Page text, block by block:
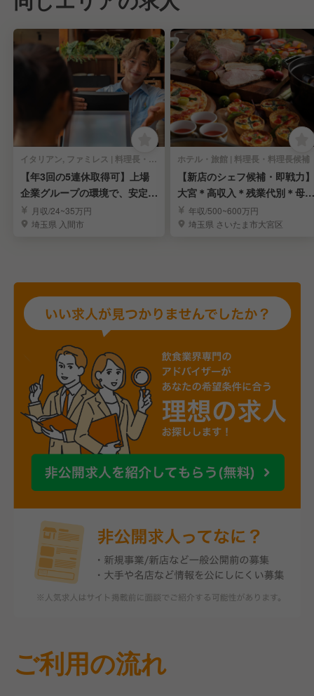
イタリアン, ファミレス | 料理長・料理長候補
【年3回の5連休取得可】上場
企業グループの環境で、安定し
たキャリアアップ！
月収/24~35万円
埼玉県 入間市
ホテル・旅館 | 料理長・料理長候補
【新店のシェフ候補・即戦力】
大宮＊高収入＊残業代別＊母体
安定＊労働環境良し
年収/500~600万円
埼玉県 さいたま市大宮区
ご利用の流れ